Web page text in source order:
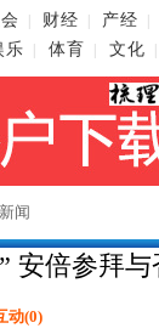
财经 产经
乐 体育 文化
闻
安倍参拜
动(0)